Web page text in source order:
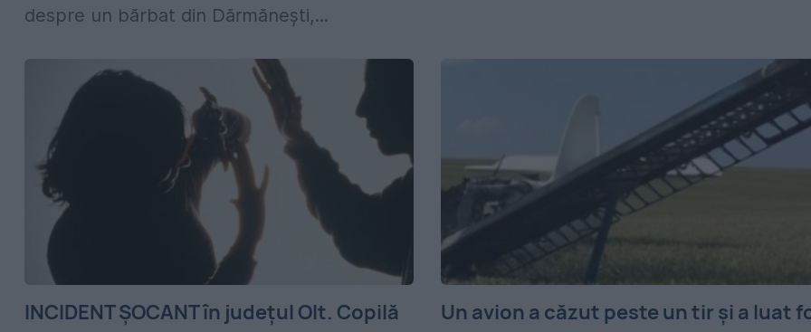
despre un bărbat din Dărmănești,...
INCIDENT ȘOCANT în județul Olt. Copilă
Un avion a căzut peste un tir și a luat